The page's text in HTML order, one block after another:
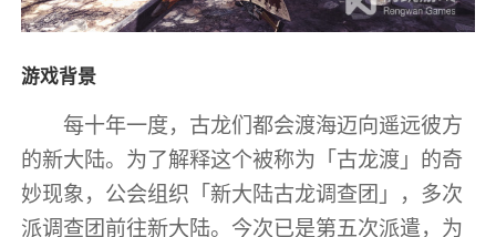
游戏背景
每十年一度，古龙们都会渡海迈向遥远彼方
的新大陆。为了解释这个被称为「古龙渡」的奇
妙现象，公会组织「新大陆古龙调查团」，多次
派调查团前往新大陆。今次已是第五次派遣，为